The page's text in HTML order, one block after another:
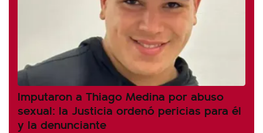
Imputaron a Thiago Medina por abuso
sexual: la Justicia ordenó pericias para él
y la denunciante